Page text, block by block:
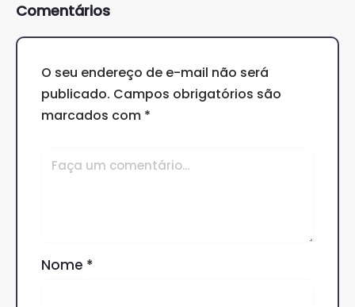
Comentários
O seu endereço de e-mail não será
publicado. Campos obrigatórios são
marcados com *
Nome *